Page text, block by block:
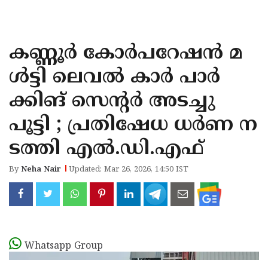
KANNUR
KASARAGOD
കണ്ണൂർ കോർപറേഷൻ മ
ൾട്ടി ലെവൽ കാർ പാർ
ക്കിങ് സെൻ്റർ അടച്ചു
പൂട്ടി ; പ്രതിഷേധ ധർണ ന
ടത്തി എൽ.ഡി.എഫ്
ByNeha Nair Updated: Mar 26, 2026, 14:50 IST
Whatsapp Group